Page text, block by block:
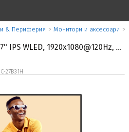
& Периферия > Монитори и аксесоари >
IPS WLED, 1920x1080@120Hz, ...
27B31H